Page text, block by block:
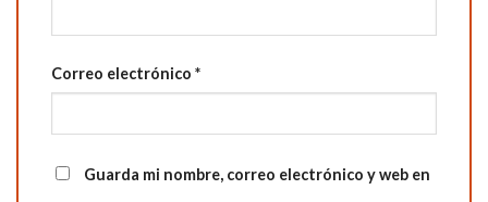
Correo electrónico *
Guarda mi nombre, correo electrónico y web en